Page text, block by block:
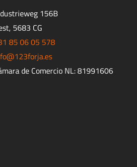
156B
5683 CG
85 06 05 578
de Comercio NL: 81991606